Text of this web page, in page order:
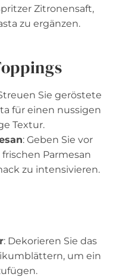
Zitronensaft,
zu ergänzen.
Sie geröstete
für einen nussigen
Textur.
: Geben Sie vor
Parmesan
zu intensivieren.
: Dekorieren Sie das
um ein